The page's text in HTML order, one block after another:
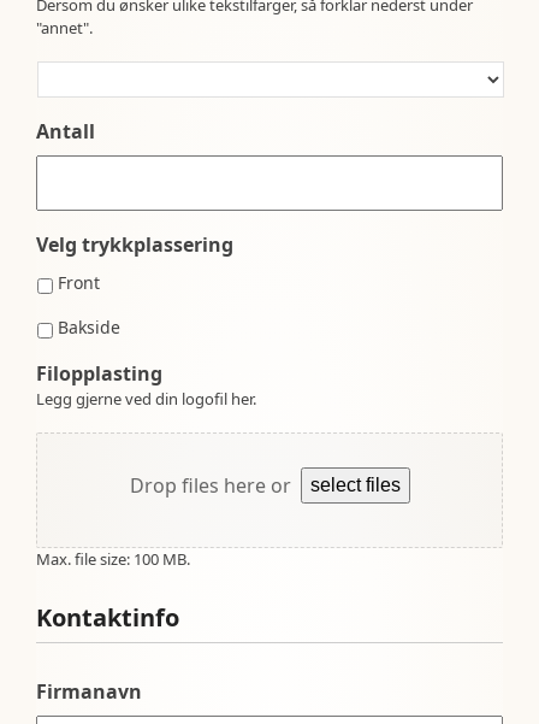
Dersom du ønsker ulike tekstilfarger, så forklar nederst under
"annet".
Antall
Velg trykkplassering
Front
Bakside
Filopplasting
Legg gjerne ved din logofil her.
Drop files here or select files
Max. file size: 100 MB.
Kontaktinfo
Firmanavn